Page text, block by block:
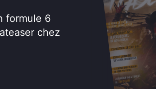
formule 6
chez